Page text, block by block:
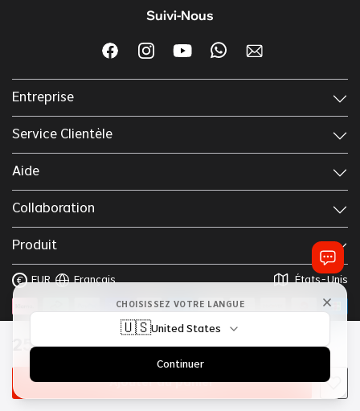
Entreprise
Service Clientèle
Aide
Collaboration
Produit
Suivi-Nous
€ EUR Français États-Unis
Copyright © 2025 Lordhair Termes & Conditions
Politique Confidentialité
250,85 €
Ajouter au panier
CHOISISSEZ VOTRE LANGUE
🇺🇸United States
Continuer